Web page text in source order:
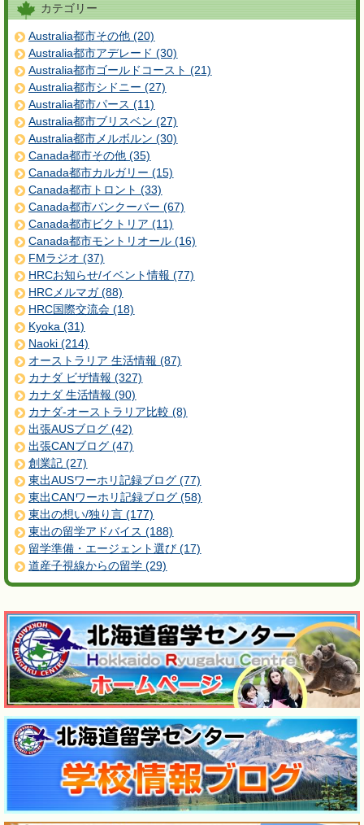
カテゴリー
Australia都市その他 (20)
Australia都市アデレード (30)
Australia都市ゴールドコースト (21)
Australia都市シドニー (27)
Australia都市パース (11)
Australia都市ブリスベン (27)
Australia都市メルボルン (30)
Canada都市その他 (35)
Canada都市カルガリー (15)
Canada都市トロント (33)
Canada都市バンクーバー (67)
Canada都市ビクトリア (11)
Canada都市モントリオール (16)
FMラジオ (37)
HRCお知らせ/イベント情報 (77)
HRCメルマガ (88)
HRC国際交流会 (18)
Kyoka (31)
Naoki (214)
オーストラリア 生活情報 (87)
カナダ ビザ情報 (327)
カナダ 生活情報 (90)
カナダ-オーストラリア比較 (8)
出張AUSブログ (42)
出張CANブログ (47)
創業記 (27)
東出AUSワーホリ記録ブログ (77)
東出CANワーホリ記録ブログ (58)
東出の想い/独り言 (177)
東出の留学アドバイス (188)
留学準備・エージェント選び (17)
道産子視線からの留学 (29)